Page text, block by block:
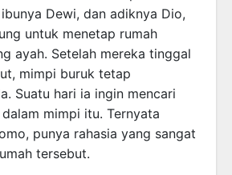
Dewi, dan adiknya Dio,
untuk menetap rumah
ayah. Setelah mereka tinggal
mimpi buruk tetap
Suatu hari ia ingin mencari
mimpi itu. Ternyata
punya rahasia yang sangat
tersebut.